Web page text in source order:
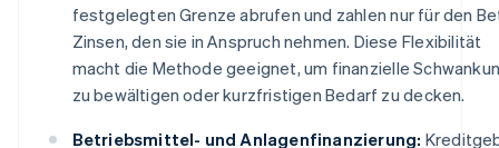
festgelegten Grenze abrufen und zahlen nur für den
Zinsen, den sie in Anspruch nehmen. Diese Flexibilität
macht die Methode geeignet, um finanzielle
zu bewältigen oder kurzfristigen Bedarf zu decken.
Betriebsmittel- und Anlagenfinanzierung: